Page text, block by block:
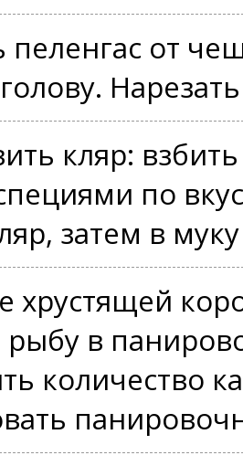
пеленгас от
кляр:
по
затем в
хрустящей
рыбу в
количество